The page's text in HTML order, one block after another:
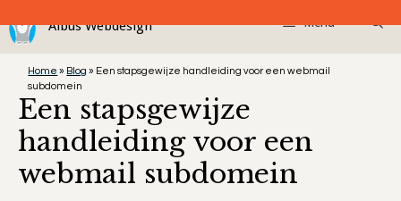
naar
inhoud
Menu
Home»Blog» Een stapsgewijze handleiding voor een webmail
subdomein
Een stapsgewijze
handleiding voor een
webmail subdomein